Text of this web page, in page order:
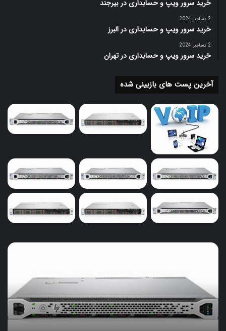
خرید سرور ویپ و حسابداری در بیرجند
2 دسامبر 2024
خرید سرور ویپ و حسابداری در البرز
2 دسامبر 2024
خرید سرور ویپ و حسابداری در تهران
آخرین پست های بازبینی شده
خرید
حسابداری
در
بیرجند